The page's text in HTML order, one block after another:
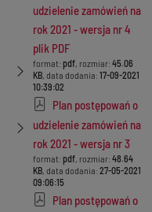
udzielenie zamówień na
rok 2021 - wersja nr 4
plik PDF
format: pdf, rozmiar: 45.06
KB, data dodania: 17-09-2021
10:39:02
Plan postępowań o
udzielenie zamówień na
rok 2021 - wersja nr 3
format: pdf, rozmiar: 48.64
KB, data dodania: 27-05-2021
09:06:15
Plan postępowań o